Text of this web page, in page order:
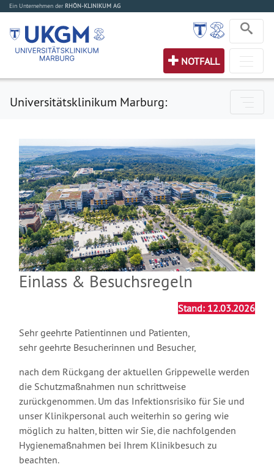
Ein Unternehmen der RHÖN-KLINIKUM AG
NOTFALL
Universitätsklinikum Marburg:
Einlass & Besuchsregeln
Stand: 12.03.2026
Sehr geehrte Patientinnen und Patienten,
sehr geehrte Besucherinnen und Besucher,
nach dem Rückgang der aktuellen Grippewelle werden
die Schutzmaßnahmen nun schrittweise
zurückgenommen. Um das Infektionsrisiko für Sie und
unser Klinikpersonal auch weiterhin so gering wie
möglich zu halten, bitten wir Sie, die nachfolgenden
Hygienemaßnahmen bei Ihrem Klinikbesuch zu
beachten.